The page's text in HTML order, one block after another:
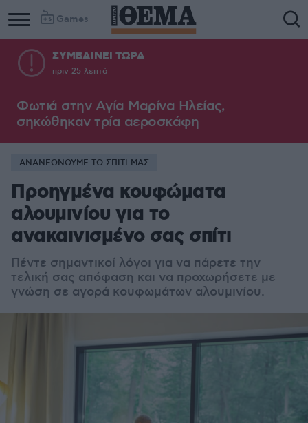
Games
ΣΥΜΒΑΙΝΕΙ ΤΩΡΑ
πριν 25 λεπτά
Φωτιά στην Aγία Μαρίνα Ηλείας,
σηκώθηκαν τρία αεροσκάφη
ΑΝΑΝΕΩΝΟΥΜΕ ΤΟ ΣΠΙΤΙ ΜΑΣ
Προηγμένα κουφώματα
αλουμινίου για το
ανακαινισμένο σας σπίτι
Πέντε σημαντικοί λόγοι για να πάρετε την
τελική σας απόφαση και να προχωρήσετε με
γνώση σε αγορά κουφωμάτων αλουμινίου.